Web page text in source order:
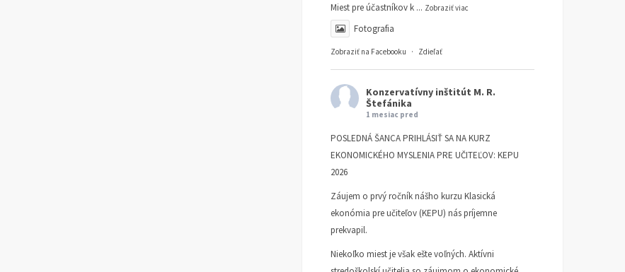
Miest pre účastníkov k ... Zobraziť viac
Fotografia
Zobraziť na Facebooku · Zdieľať
Konzervatívny inštitút M. R.
Štefánika
1 mesiac pred
POSLEDNÁ ŠANCA PRIHLÁSIŤ SA NA KURZ
EKONOMICKÉHO MYSLENIA PRE UČITEĽOV: KEPU
2026
Záujem o prvý ročník nášho kurzu Klasická
ekonómia pre učiteľov (KEPU) nás príjemne
prekvapil.
Niekoľko miest je však ešte voľných. Aktívni